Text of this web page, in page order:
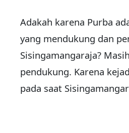
Adakah karena Purba
yang mendukung dan
Sisingamangaraja?
pendukung. Karena
pada saat